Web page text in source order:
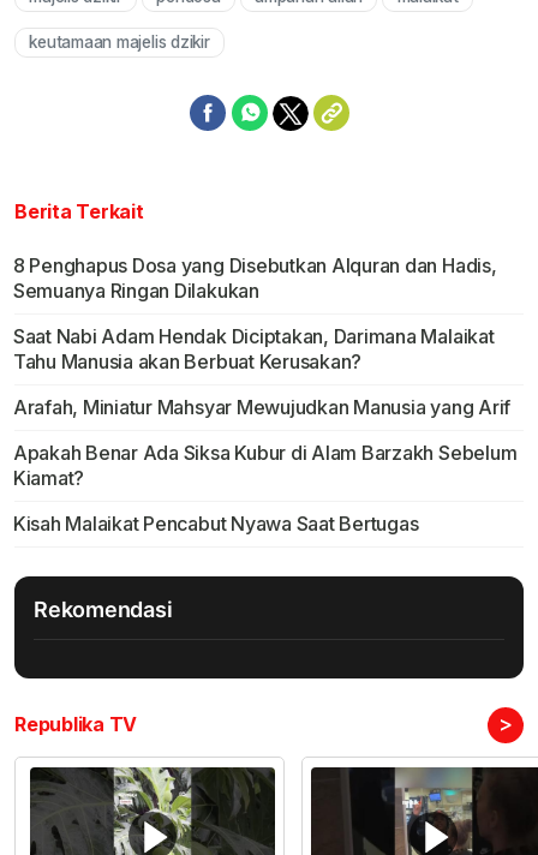
Mute
keutamaan majelis dzikir
Berita Terkait
8 Penghapus Dosa yang Disebutkan Alquran dan Hadis,
Semuanya Ringan Dilakukan
Saat Nabi Adam Hendak Diciptakan, Darimana Malaikat
Tahu Manusia akan Berbuat Kerusakan?
Arafah, Miniatur Mahsyar Mewujudkan Manusia yang Arif
Apakah Benar Ada Siksa Kubur di Alam Barzakh Sebelum
Kiamat?
Kisah Malaikat Pencabut Nyawa Saat Bertugas
Rekomendasi
Republika TV >